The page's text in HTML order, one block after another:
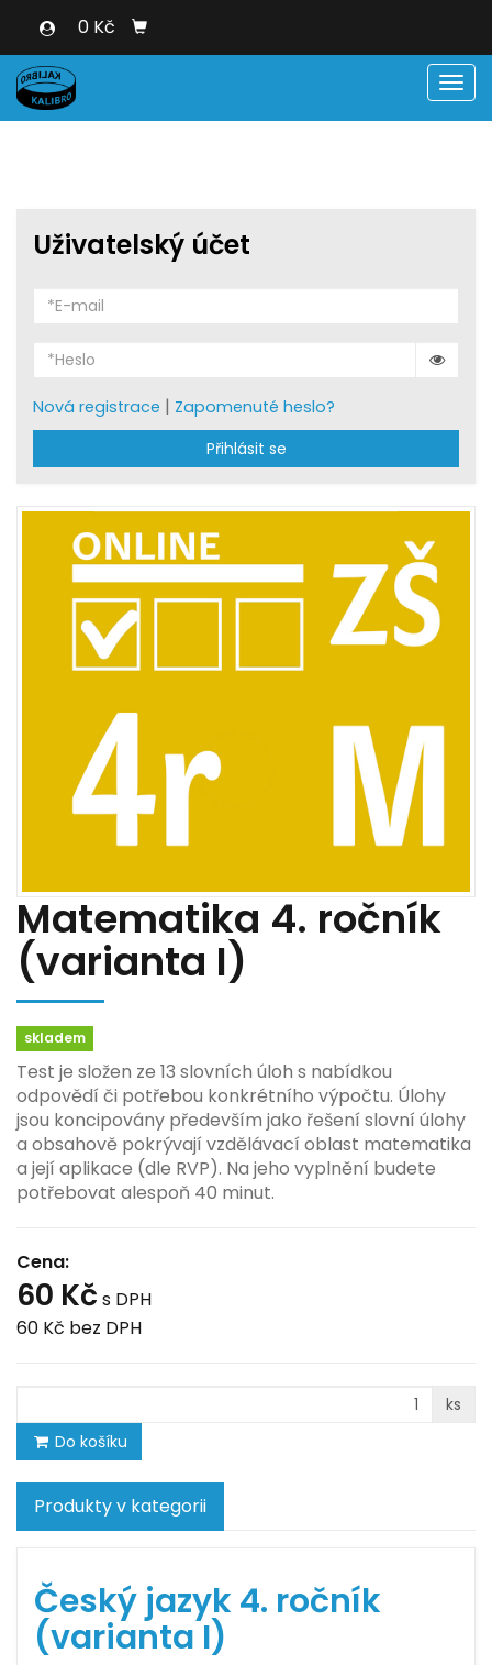
0 Kč
Uživatelský účet
Nová registrace | Zapomenuté heslo?
Přihlásit se
Matematika 4. ročník
(varianta I)
skladem
Test je složen ze 13 slovních úloh s nabídkou
odpovědí či potřebou konkrétního výpočtu. Úlohy
jsou koncipovány především jako řešení slovní úlohy
a obsahově pokrývají vzdělávací oblast matematika
a její aplikace (dle RVP). Na jeho vyplnění budete
potřebovat alespoň 40 minut.
Cena:
60 Kč s DPH
60 Kč bez DPH
ks
Do košíku
Produkty v kategorii
Český jazyk 4. ročník
(varianta I)